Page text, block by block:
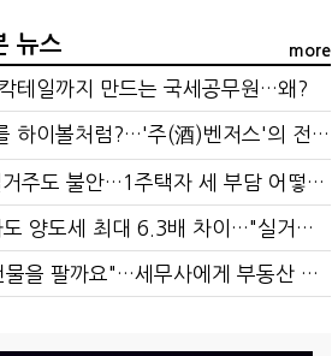
뉴스 more
테일까지 만드는 국세공무원…왜?
막걸리를 하이볼처럼?…'주(酒)벤저스'의 전통주 즐기는 법
10년 실거주도 불안…1주택자 세 부담 어떻게 달라질까
1주택자도 양도세 최대 6.3배 차이…"실거주 요건 강화하자"
"어떤 건물을 팔까요"…세무사에게 부동산 고민을 털어놓는 이유